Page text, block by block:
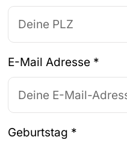
E-Mail Adresse *
Geburtstag *